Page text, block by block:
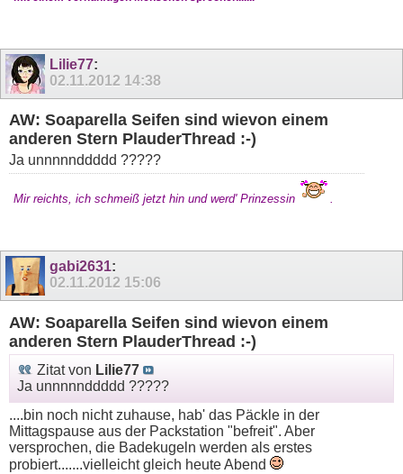
Lilie77:
02.11.2012 14:38
AW: Soaparella Seifen sind wievon einem
anderen Stern PlauderThread :-)
Ja unnnnnddddd ?????
Mir reichts, ich schmeiß jetzt hin und werd' Prinzessin
gabi2631:
02.11.2012 15:06
AW: Soaparella Seifen sind wievon einem
anderen Stern PlauderThread :-)
Zitat von Lilie77
Ja unnnnnddddd ?????
....bin noch nicht zuhause, hab' das Päckle in der
Mittagspause aus der Packstation "befreit". Aber
versprochen, die Badekugeln werden als erstes
probiert.......vielleicht gleich heute Abend